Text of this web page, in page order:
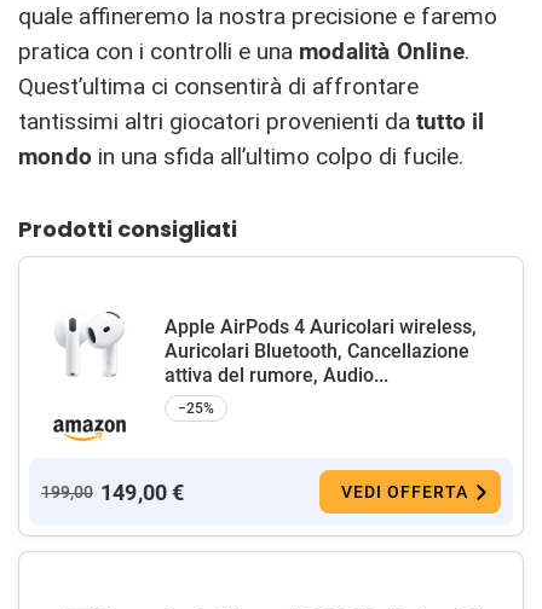
quale affineremo la nostra precisione e faremo
pratica con i controlli e una modalità Online.
Quest’ultima ci consentirà di affrontare
tantissimi altri giocatori provenienti da tutto il
mondo in una sfida all’ultimo colpo di fucile.
Prodotti consigliati
Apple AirPods 4 Auricolari wireless,
Auricolari Bluetooth, Cancellazione
attiva del rumore, Audio...
−25%
199,00 149,00 € VEDI OFFERTA